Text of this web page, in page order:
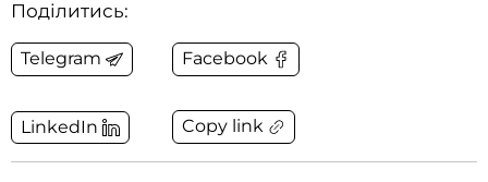
Поділитись:
Telegram Facebook
LinkedIn Copy link